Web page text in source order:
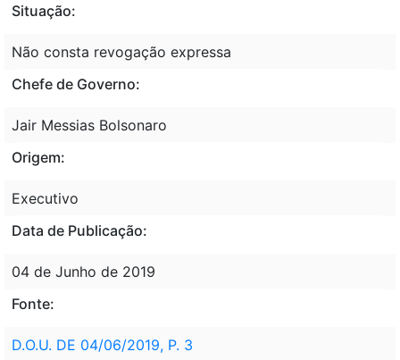
Situação:
Não consta revogação expressa
Chefe de Governo:
Jair Messias Bolsonaro
Origem:
Executivo
Data de Publicação:
04 de Junho de 2019
Fonte:
D.O.U. DE 04/06/2019, P. 3